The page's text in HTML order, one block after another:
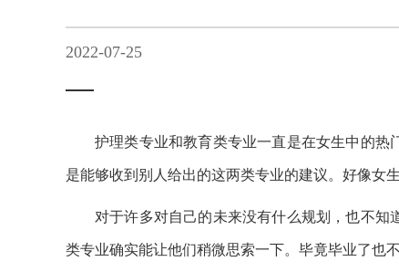
2022-07-25
护理类专业和教育类专业一直是在女生中的热
是能够收到别人给出的这两类专业的建议。好像女
对于许多对自己的未来没有什么规划，也不
类专业确实能让他们稍微思索一下。毕竟毕业了也